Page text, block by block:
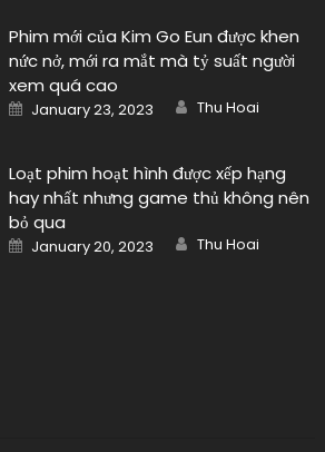
Phim mới của Kim Go Eun được khen
nức nở, mới ra mắt mà tỷ suất người
xem quá cao
Posted
on
January 23, 2023 Author
Thu Hoai
Loạt phim hoạt hình được xếp hạng
hay nhất nhưng game thủ không nên
bỏ qua
Posted
on
January 20, 2023 Author
Thu Hoai